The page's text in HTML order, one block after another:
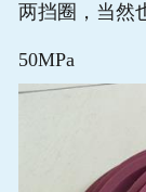
两挡圈，当然
50MPa